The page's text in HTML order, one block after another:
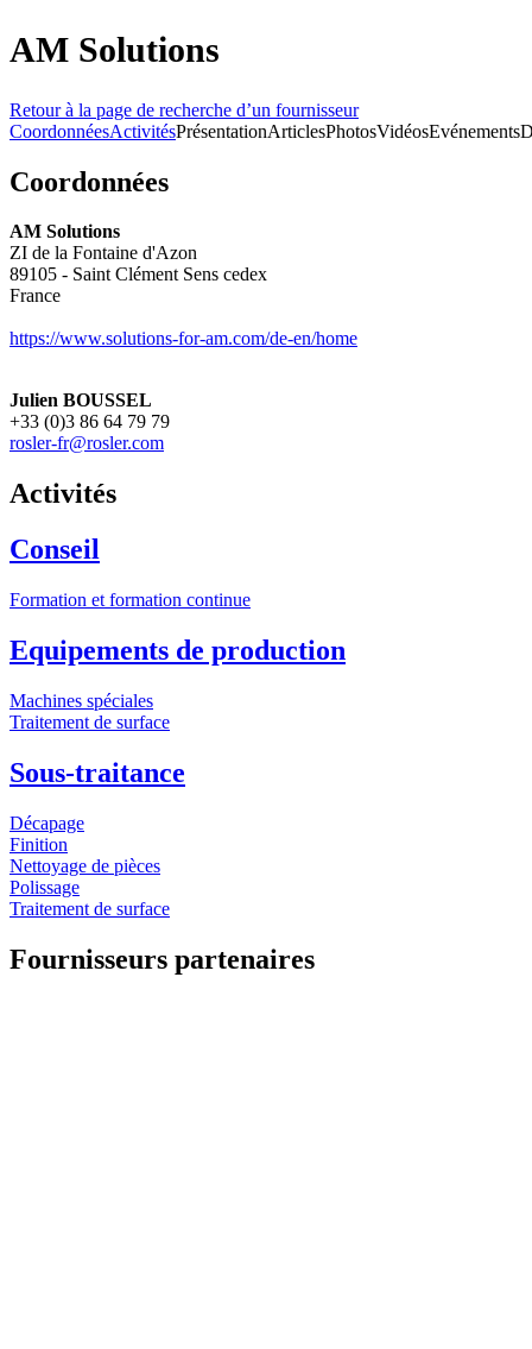
AM Solutions
Retour à la page de recherche d’un fournisseur
CoordonnéesActivitésPrésentationArticlesPhotosVidéosEvénements
Coordonnées
AM Solutions
ZI de la Fontaine d'Azon
89105 - Saint Clément Sens cedex
France
https://www.solutions-for-am.com/de-en/home
Julien BOUSSEL
+33 (0)3 86 64 79 79
rosler-fr@rosler.com
Activités
Conseil
Formation et formation continue
Equipements de production
Machines spéciales
Traitement de surface
Sous-traitance
Décapage
Finition
Nettoyage de pièces
Polissage
Traitement de surface
Fournisseurs partenaires